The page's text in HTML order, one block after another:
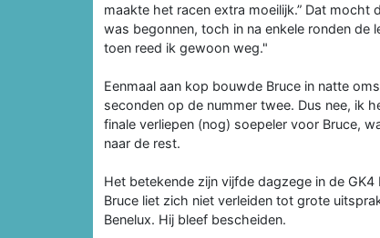
maakte het racen extra moeilijk.” Dat mocht
was begonnen, toch in na enkele ronden de
toen reed ik gewoon weg."
Eenmaal aan kop bouwde Bruce in natte
seconden op de nummer twee. Dus nee, ik
finale verliepen (nog) soepeler voor Bruce,
naar de rest.
Het betekende zijn vijfde dagzege in de
Bruce liet zich niet verleiden tot grote
Benelux. Hij bleef bescheiden.